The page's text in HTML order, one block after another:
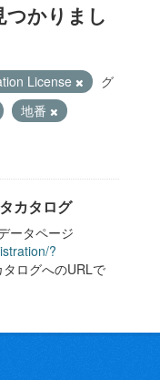
かりまし
License
グ
地番
カタログ
ータページ
?
ログへのURLで